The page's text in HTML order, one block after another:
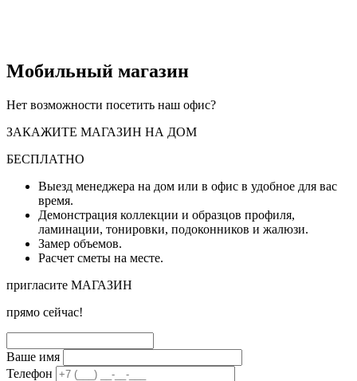
Мобильный магазин
Нет возможности посетить наш офис?
ЗАКАЖИТЕ МАГАЗИН НА ДОМ
БЕСПЛАТНО
Выезд менеджера на дом или в офис в удобное для вас
время.
Демонстрация коллекции и образцов профиля,
ламинации, тонировки, подоконников и жалюзи.
Замер объемов.
Расчет сметы на месте.
пригласите МАГАЗИН
прямо сейчас!
Ваше имя
Телефон